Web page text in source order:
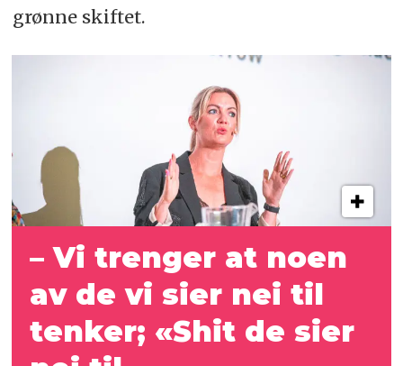
grønne skiftet.
– Vi trenger at noen
av de vi sier nei til
tenker; «Shit de sier